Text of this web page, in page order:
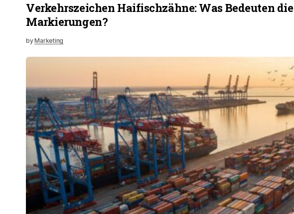
Verkehrszeichen Haifischzähne: Was Bedeuten die
Markierungen?
byMarketing